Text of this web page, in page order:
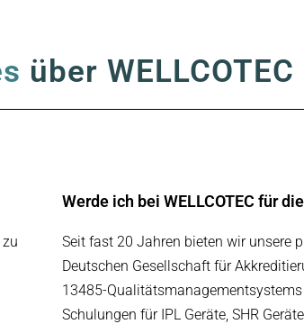
über WELLCOTEC
Werde ich bei WELLCOTEC für
Seit fast 20 Jahren bieten wir unsere
Deutschen Gesellschaft für
13485-
Schulungen für IPL Geräte, SHR